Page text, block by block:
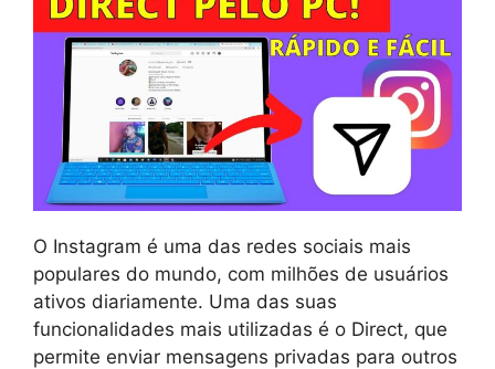
O Instagram é uma das redes sociais mais
populares do mundo, com milhões de usuários
ativos diariamente. Uma das suas
funcionalidades mais utilizadas é o Direct, que
permite enviar mensagens privadas para outros